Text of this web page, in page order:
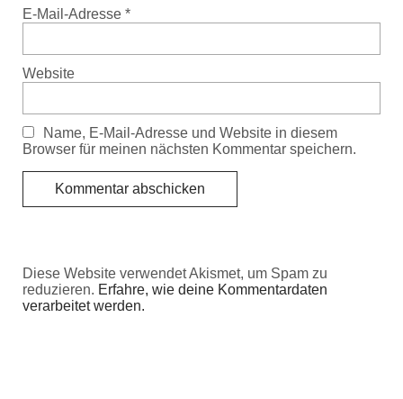
E-Mail-Adresse *
Website
Name, E-Mail-Adresse und Website in diesem
Browser für meinen nächsten Kommentar speichern.
Diese Website verwendet Akismet, um Spam zu
reduzieren. Erfahre, wie deine Kommentardaten
verarbeitet werden.